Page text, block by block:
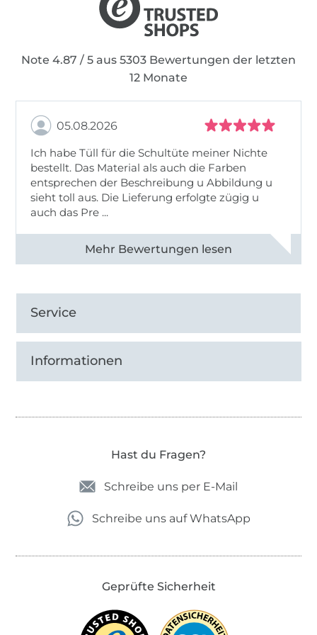
Note 4.87 / 5 aus 5303 Bewertungen der letzten
12 Monate
05.08.2026
Ich habe Tüll für die Schultüte meiner Nichte
bestellt. Das Material als auch die Farben
entsprechen der Beschreibung u Abbildung u
sieht toll aus. Die Lieferung erfolgte zügig u
auch das Pre ...
Alle 82950 Bewertungen ansehen
Service
Informationen
Hast du Fragen?
Schreibe uns per E-Mail
Schreibe uns auf WhatsApp
Geprüfte Sicherheit